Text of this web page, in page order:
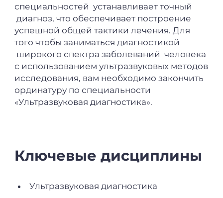
специальностей устанавливает точный
диагноз, что обеспечивает построение
успешной общей тактики лечения. Для
того чтобы заниматься диагностикой
широкого спектра заболеваний человека
с использованием ультразвуковых методов
исследования, вам необходимо закончить
ординатуру по специальности
«Ультразвуковая диагностика».
Ключевые дисциплины
Ультразвуковая диагностика